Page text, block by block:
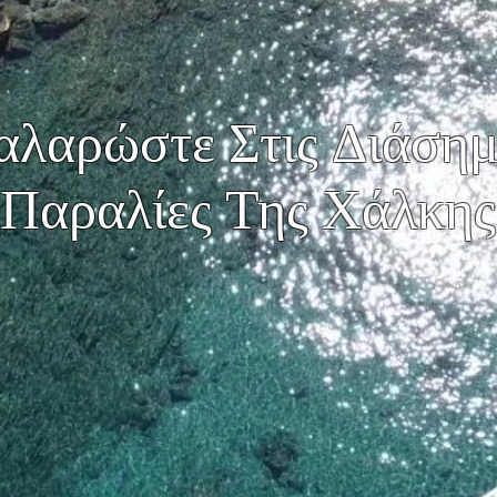
Στις
Παραλίες Της Χάλκης